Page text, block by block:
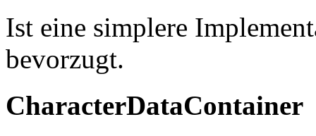
Ist eine simplere
bevorzugt.
CharacterDataContainer